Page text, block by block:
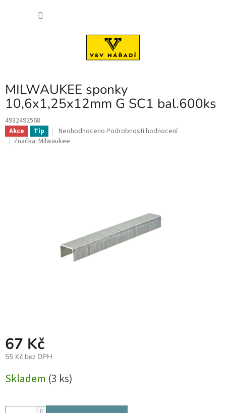
MILWAUKEE sponky
10,6x1,25x12mm G SC1 bal.600ks
4932492568
Akce Tip
Průměrné
hodnocení
Neohodnoceno Podrobnosti hodnocení
Značka: Milwaukee
67 Kč
55 Kč bez DPH
cena:
Skladem (3 ks)